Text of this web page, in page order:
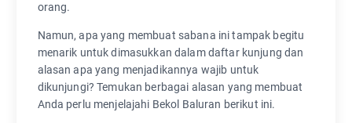
orang.
Namun, apa yang membuat sabana ini tampak begitu
menarik untuk dimasukkan dalam daftar kunjung dan
alasan apa yang menjadikannya wajib untuk
dikunjungi? Temukan berbagai alasan yang membuat
Anda perlu menjelajahi Bekol Baluran berikut ini.